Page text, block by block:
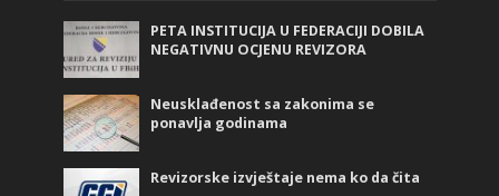
PETA INSTITUCIJA U FEDERACIJI DOBILA
NEGATIVNU OCJENU REVIZORA
Neusklađenost sa zakonima se
ponavlja godinama
Revizorske izvještaje nema ko da čita